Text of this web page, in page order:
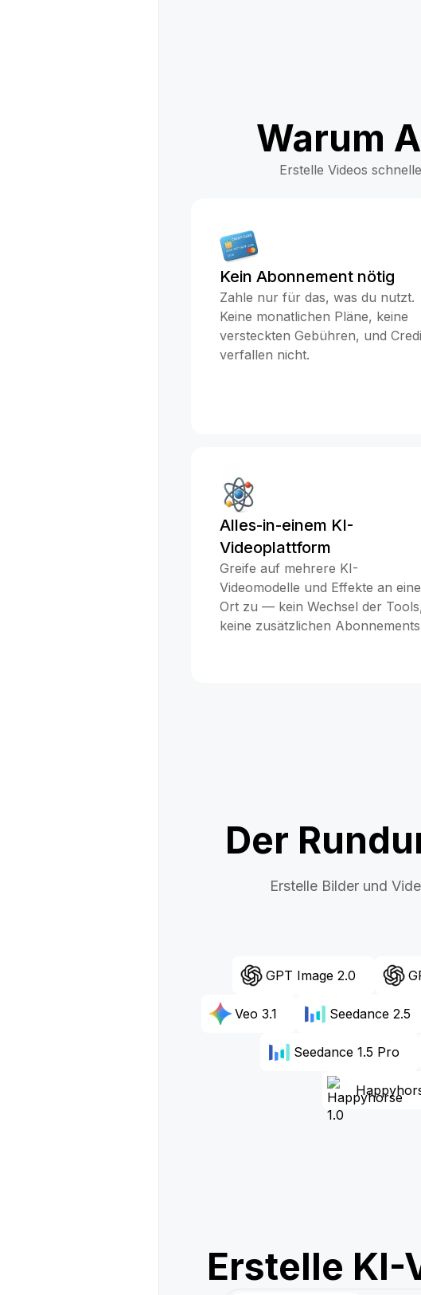
Warum
Erstelle Videos
Kein Abonnement nötig
Zahle nur für das, was du nutzt.
Keine monatlichen Pläne, keine
versteckten Gebühren, und
verfallen nicht.
Alles-in-einem KI-
Videoplattform
Greife auf mehrere KI-
Videomodelle und Effekte an
Ort zu — kein Wechsel der
keine zusätzlichen
Der
Erstelle Bilder und
GPT Image 2.0
Veo 3.1 Seedance 2.5
Seedance 1.5 Pro
Erstelle KI-